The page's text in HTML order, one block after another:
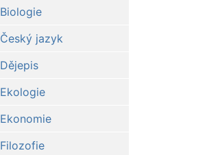
Biologie
Český jazyk
Dějepis
Ekologie
Ekonomie
Filozofie